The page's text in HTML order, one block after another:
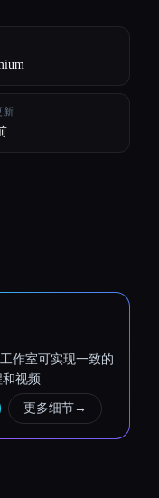
新
作室可实现一致的
视频
更多细节→